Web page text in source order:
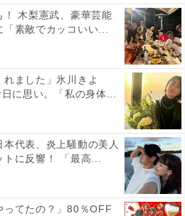
！ 木梨憲武、豪華芸能
「素敵でカッコいい...
れました」氷川きよ
日に思い。「私の身体...
本代表、炎上騒動の美人
トに反響！ 「最高...
ってたの？」80％OFF